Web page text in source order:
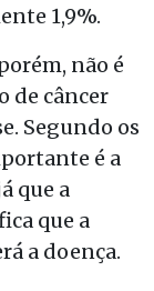
1,9%.
não é
de câncer
Segundo os
é a
que a
que a
a doença.